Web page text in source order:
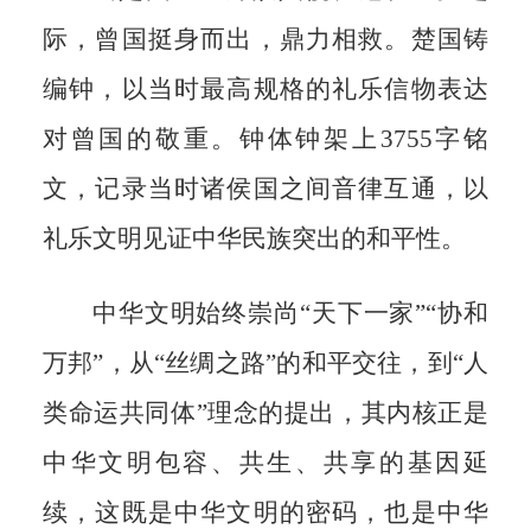
际，曾国挺身而出，鼎力相救。楚国铸
编钟，以当时最高规格的礼乐信物表达
对曾国的敬重。钟体钟架上3755字铭
文，记录当时诸侯国之间音律互通，以
礼乐文明见证中华民族突出的和平性。
中华文明始终崇尚“天下一家”“协和
万邦”，从“丝绸之路”的和平交往，到“人
类命运共同体”理念的提出，其内核正是
中华文明包容、共生、共享的基因延
续，这既是中华文明的密码，也是中华